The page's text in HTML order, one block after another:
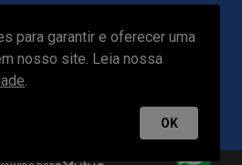
-CNPJ
Horizonte/MG - CEP 30110-
para garantir e oferecer uma
nosso site. Leia nossa
.
OK